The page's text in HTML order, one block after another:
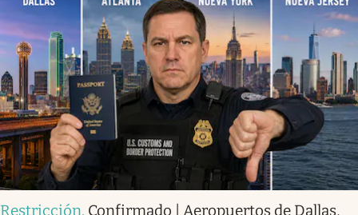
Restricción. Confirmado | Aeropuertos de Dallas,